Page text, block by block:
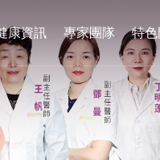
康資訊 專家團隊 特色